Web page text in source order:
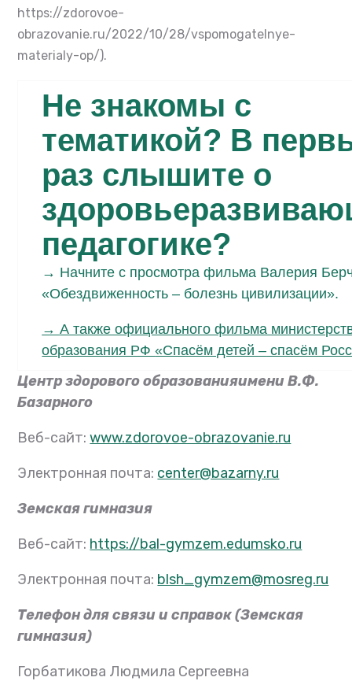
https://zdorovoe-
obrazovanie.ru/2022/10/28/vspomogatelnye-
materialy-op/).
Не знакомы с
тематикой? В
раз слышите о
педагогике?
→ Начните с просмотра фильма Валерия
«Обездвиженность – болезнь цивилизации».
→А также официального фильма
образования РФ«Спасём детей– спасём
Центр здорового образованияимени В.Ф.
Базарного
Веб-сайт:www.zdorovoe-obrazovanie.ru
Электронная почта: center@bazarny.ru
Земская гимназия
Веб-сайт: https://bal-gymzem.edumsko.ru
Электронная почта: blsh_gymzem@mosreg.ru
Телефон для связи и справок (Земская
гимназия)
Горбатикова Людмила Сергеевна